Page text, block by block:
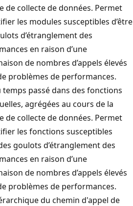
de collecte de données. Permet
les modules susceptibles d’être
d’étranglement des
en raison d’une
de nombres d’appels élevés
problèmes de performances.
temps passé dans des fonctions
agrégées au cours de la
de collecte de données. Permet
les fonctions susceptibles
goulots d’étranglement des
en raison d’une
de nombres d’appels élevés
problèmes de performances.
du chemin d'appel de